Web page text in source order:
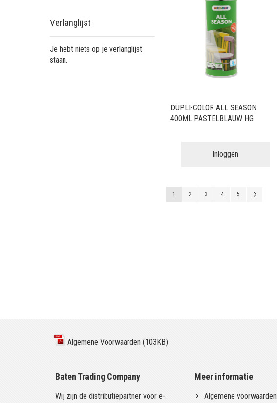
DUPLI-COLOR ALL SEASON
400ML PASTELBLAUW HG
Inloggen
Pagina
U lees momenteel pagina
1 Pagina
2 Pagina
3 Pagina
4 Pagina
5
Verlanglijst
Je hebt niets op je verlanglijst
staan.
Algemene Voorwaarden (103KB)
Baten Trading Company
Wij zijn de distributiepartner voor e-
Meer informatie
Algemene voorwaarden